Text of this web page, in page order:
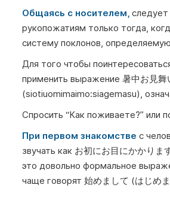
Общаясь с носителем,
рукопожатиям только тогда,
систему поклонов,
Для того чтобы
применить выражение 暑中お見舞
(siotiuomimaimo:siagemasu),
Спросить “Как поживаете?” или
При первом знакомстве с
звучать как お初にお目にかかり
это довольно формальное
чаще говорят 始めまして (はじめ